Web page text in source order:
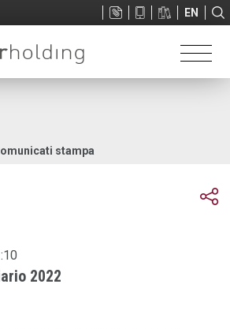
stampa
2022
Sup
EN